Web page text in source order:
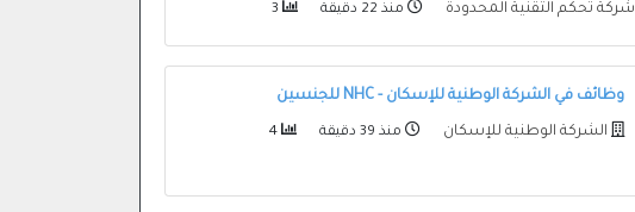
شركة تحكم التقنية المحدودة منذ 22 دقيقة
وظائف في الشركة الوطنية للإسكان - NHC للجنسين
الشركة الوطنية للإسكان منذ 39 دقيقة